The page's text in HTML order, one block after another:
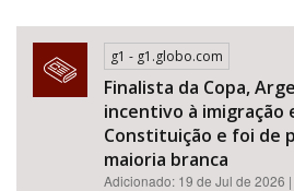
g1 - g1.globo.com
Finalista da Copa,
incentivo à imigração
Constituição e foi de
maioria branca
Adicionado: 19 de Jul de 2026